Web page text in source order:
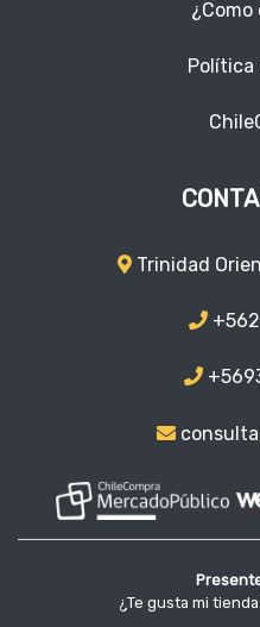
¿Como
Política
Trinidad
¿Te gusta mi